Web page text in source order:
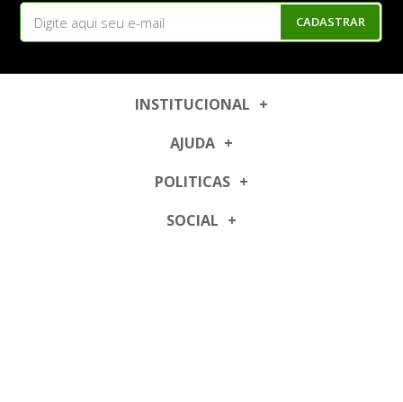
CADASTRAR
INSTITUCIONAL
AJUDA
POLITICAS
SOCIAL